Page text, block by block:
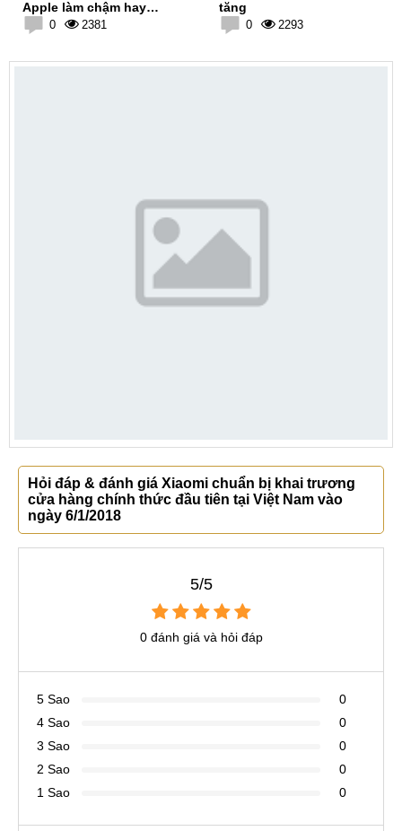
Apple làm chậm hay
không?
0 2381
tăng
0 2293
Hỏi đáp & đánh giá Xiaomi chuẩn bị khai trương
cửa hàng chính thức đầu tiên tại Việt Nam vào
ngày 6/1/2018
5/5
0 đánh giá và hỏi đáp
5 Sao
0
4 Sao
0
3 Sao
0
2 Sao
0
1 Sao
0